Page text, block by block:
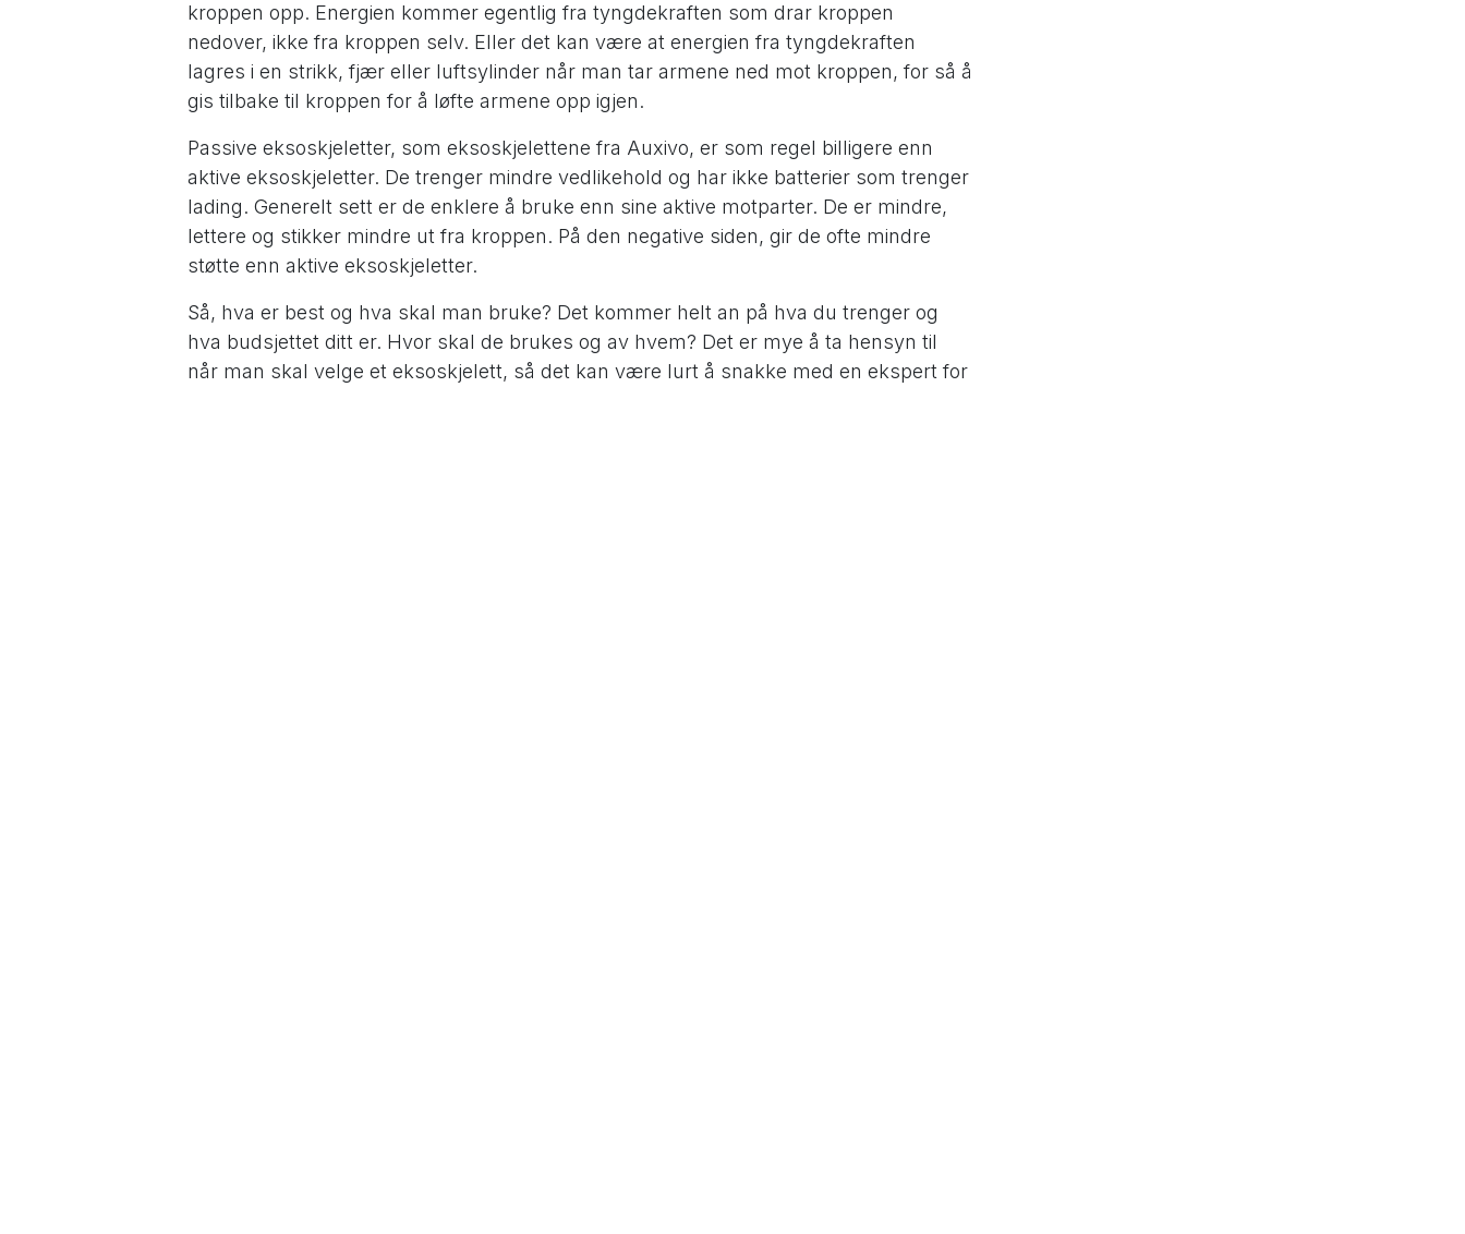
kroppen opp. Energien kommer egentlig fra tyngdekraften som drar kroppen
nedover, ikke fra kroppen selv. Eller det kan være at energien fra tyngdekraften
lagres i en strikk, fjær eller luftsylinder når man tar armene ned mot kroppen, for så å
gis tilbake til kroppen for å løfte armene opp igjen.
Passive eksoskjeletter, som eksoskjelettene fra Auxivo, er som regel billigere enn
aktive eksoskjeletter. De trenger mindre vedlikehold og har ikke batterier som trenger
lading. Generelt sett er de enklere å bruke enn sine aktive motparter. De er mindre,
lettere og stikker mindre ut fra kroppen. På den negative siden, gir de ofte mindre
støtte enn aktive eksoskjeletter.
Så, hva er best og hva skal man bruke? Det kommer helt an på hva du trenger og
hva budsjettet ditt er. Hvor skal de brukes og av hvem? Det er mye å ta hensyn til
når man skal velge et eksoskjelett, så det kan være lurt å snakke med en ekspert for